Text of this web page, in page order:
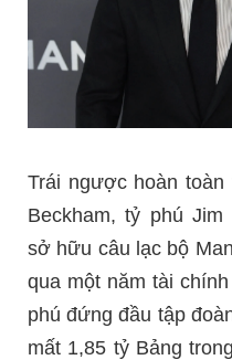
Trái ngược hoàn
Beckham, tỷ phú
sở hữu câu lạc bộ
qua một năm tài
phú đứng đầu tập
mất 1,85 tỷ Bảng